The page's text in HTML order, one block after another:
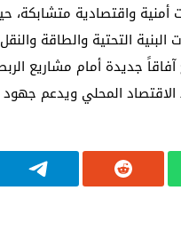
واقتصادية متشابكة،
التحتية والطاقة
آفاقاً جديدة أمام مشاريع
المحلي ويدعم